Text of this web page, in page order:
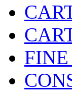
FINE